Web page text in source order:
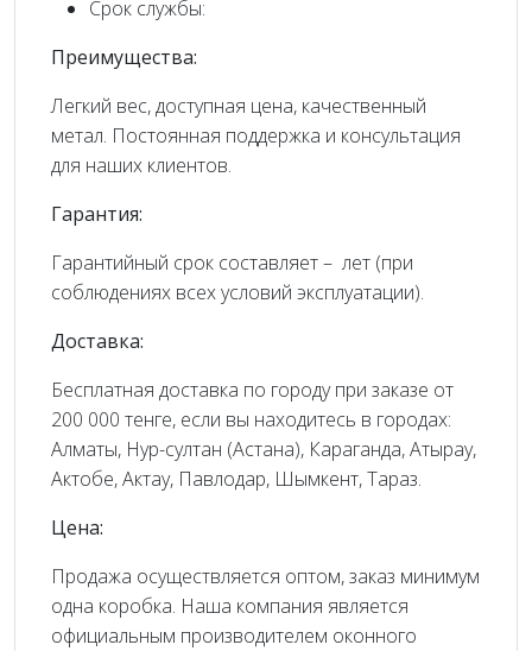
Срок службы:
Преимущества:
Легкий вес, доступная цена, качественный
метал. Постоянная поддержка и консультация
для наших клиентов.
Гарантия:
Гарантийный срок составляет – лет (при
соблюдениях всех условий эксплуатации).
Доставка:
Бесплатная доставка по городу при заказе от
200 000 тенге, если вы находитесь в городах:
Алматы, Нур-султан (Астана), Караганда, Атырау,
Актобе, Актау, Павлодар, Шымкент, Тараз.
Цена:
Продажа осуществляется оптом, заказ минимум
одна коробка. Наша компания является
официальным производителем оконного